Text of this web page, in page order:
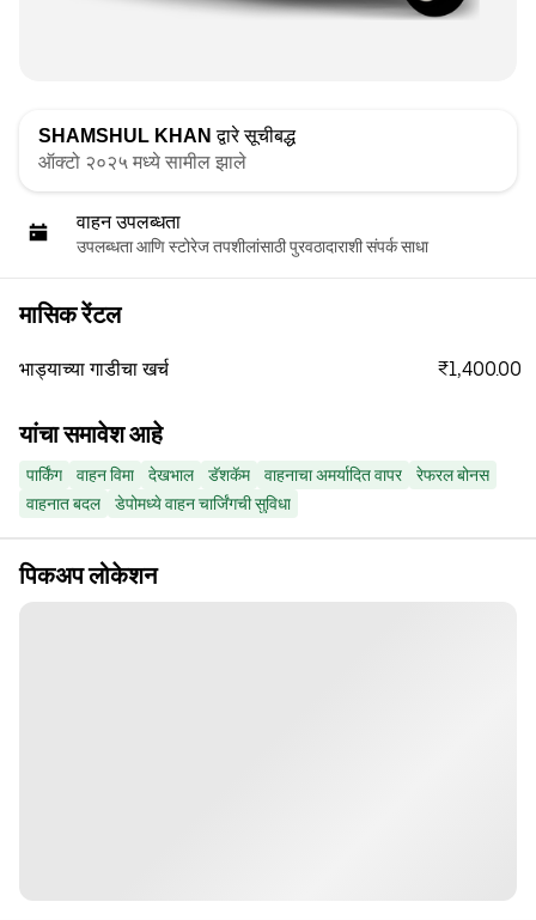
SHAMSHUL KHAN द्वारे सूचीबद्ध
ऑक्टो २०२५ मध्ये सामील झाले
वाहन उपलब्धता
उपलब्धता आणि स्टोरेज तपशीलांसाठी पुरवठादाराशी संपर्क साधा
मासिक रेंटल
भाड्याच्या गाडीचा खर्च ₹1,400.00
यांचा समावेश आहे
पार्किंग वाहन विमा देखभाल डॅशकॅम वाहनाचा अमर्यादित वापर
रेफरल बोनस
वाहनात बदल
डेपोमध्ये वाहन चार्जिंगची सुविधा
पिकअप लोकेशन